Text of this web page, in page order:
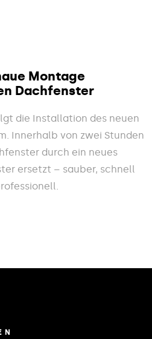
Montage
Dachfenster
die Installation des neuen
Innerhalb von zwei Stunden
durch ein neues
ersetzt – sauber, schnell